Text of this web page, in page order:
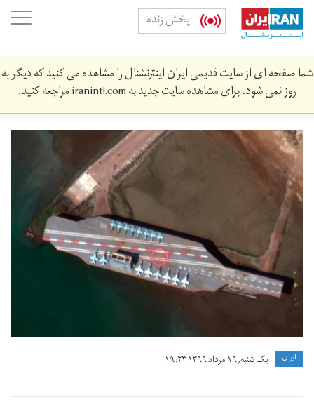
Skip
main
content
پخش زنده
شما صفحه ای از سایت قدیمی ایران اینترنشنال را مشاهده می کنید که دیگر به
روز نمی شود. برای مشاهده سایت جدید بهiranintl.comمراجعه کنید.
persian-
gulf-
tensions.jpg
ايران یک شنبه, ۱۹ مرداد ۱۳۹۹ ۱۹:۲۳